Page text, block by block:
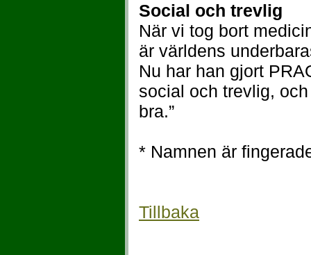
Social och trevlig
När vi tog bort
är världens
Nu har han gjort
social och trevlig,
bra.”
* Namnen är
Tillbaka